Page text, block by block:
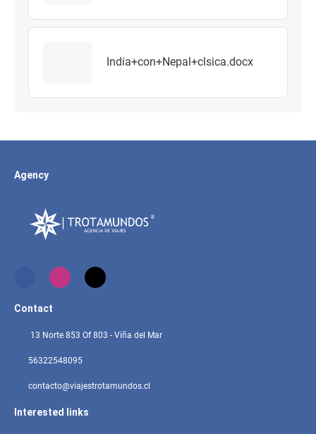
India+con+Nepal+clsica.docx
Agency
Contact
13 Norte 853 Of 803 - Viña del Mar
56322548095
contacto@viajestrotamundos.cl
Interested links